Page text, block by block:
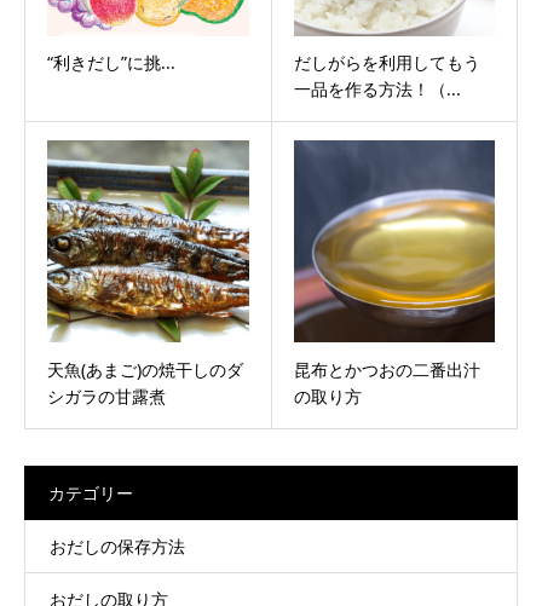
“利きだし”に挑...
だしがらを利用してもう
一品を作る方法！（...
天魚(あまご)の焼干しのダ
シガラの甘露煮
昆布とかつおの二番出汁
の取り方
カテゴリー
おだしの保存方法
おだしの取り方